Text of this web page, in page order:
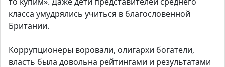
класса умудрялись учиться в благословенной
Британии.
Коррупционеры воровали, олигархи богатели,
власть была довольна рейтингами и результатами